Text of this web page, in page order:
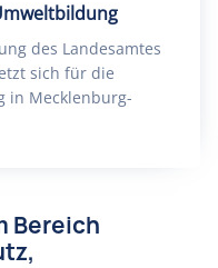
des Landesamtes
sich für die
in Mecklenburg-
Bereich